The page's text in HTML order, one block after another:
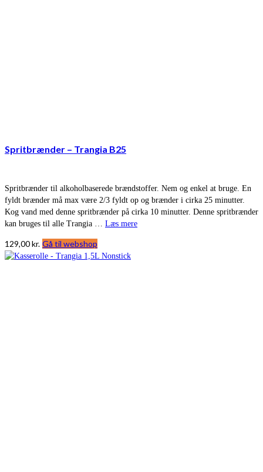
Spritbrænder – Trangia B25
Spritbrænder til alkoholbaserede brændstoffer. Nem og enkel at bruge. En
fyldt brænder må max være 2/3 fyldt op og brænder i cirka 25 minutter.
Kog vand med denne spritbrænder på cirka 10 minutter. Denne spritbrænder
kan bruges til alle Trangia … Læs mere
129,00kr. Gå til webshop